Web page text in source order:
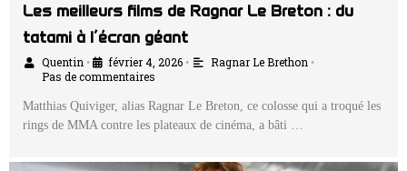
Les meilleurs films de Ragnar Le Breton : du
tatami à l’écran géant
Quentin • février 4, 2026 • Ragnar Le Brethon •
Pas de commentaires
Matthias Quiviger, alias Ragnar Le Breton, ce colosse qui a troqué les
rings de MMA contre les plateaux de cinéma, a bâti …